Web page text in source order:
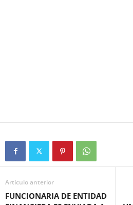
Artículo anterior
FUNCIONARIA DE ENTIDAD